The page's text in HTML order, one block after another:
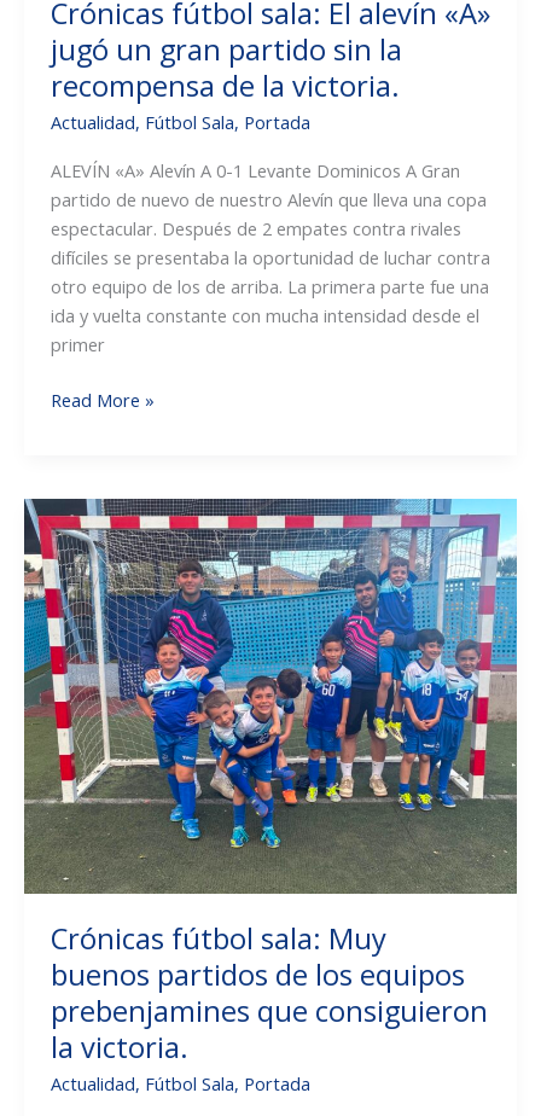
Crónicas fútbol sala: El alevín «A»
jugó un gran partido sin la
recompensa de la victoria.
Actualidad, Fútbol Sala, Portada
ALEVÍN «A» Alevín A 0-1 Levante Dominicos A Gran
partido de nuevo de nuestro Alevín que lleva una copa
espectacular. Después de 2 empates contra rivales
difíciles se presentaba la oportunidad de luchar contra
otro equipo de los de arriba. La primera parte fue una
ida y vuelta constante con mucha intensidad desde el
primer
Crónicas
alevín
«A»
jugó
un
gran
partido
sin
la
recompensa
de
la
victoria.
Read More »
Crónicas fútbol sala: Muy
buenos partidos de los equipos
prebenjamines que consiguieron
la victoria.
Actualidad, Fútbol Sala, Portada